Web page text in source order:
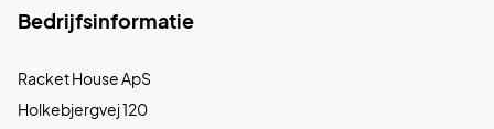
Bedrijfsinformatie
Racket House ApS
Holkebjergvej 120